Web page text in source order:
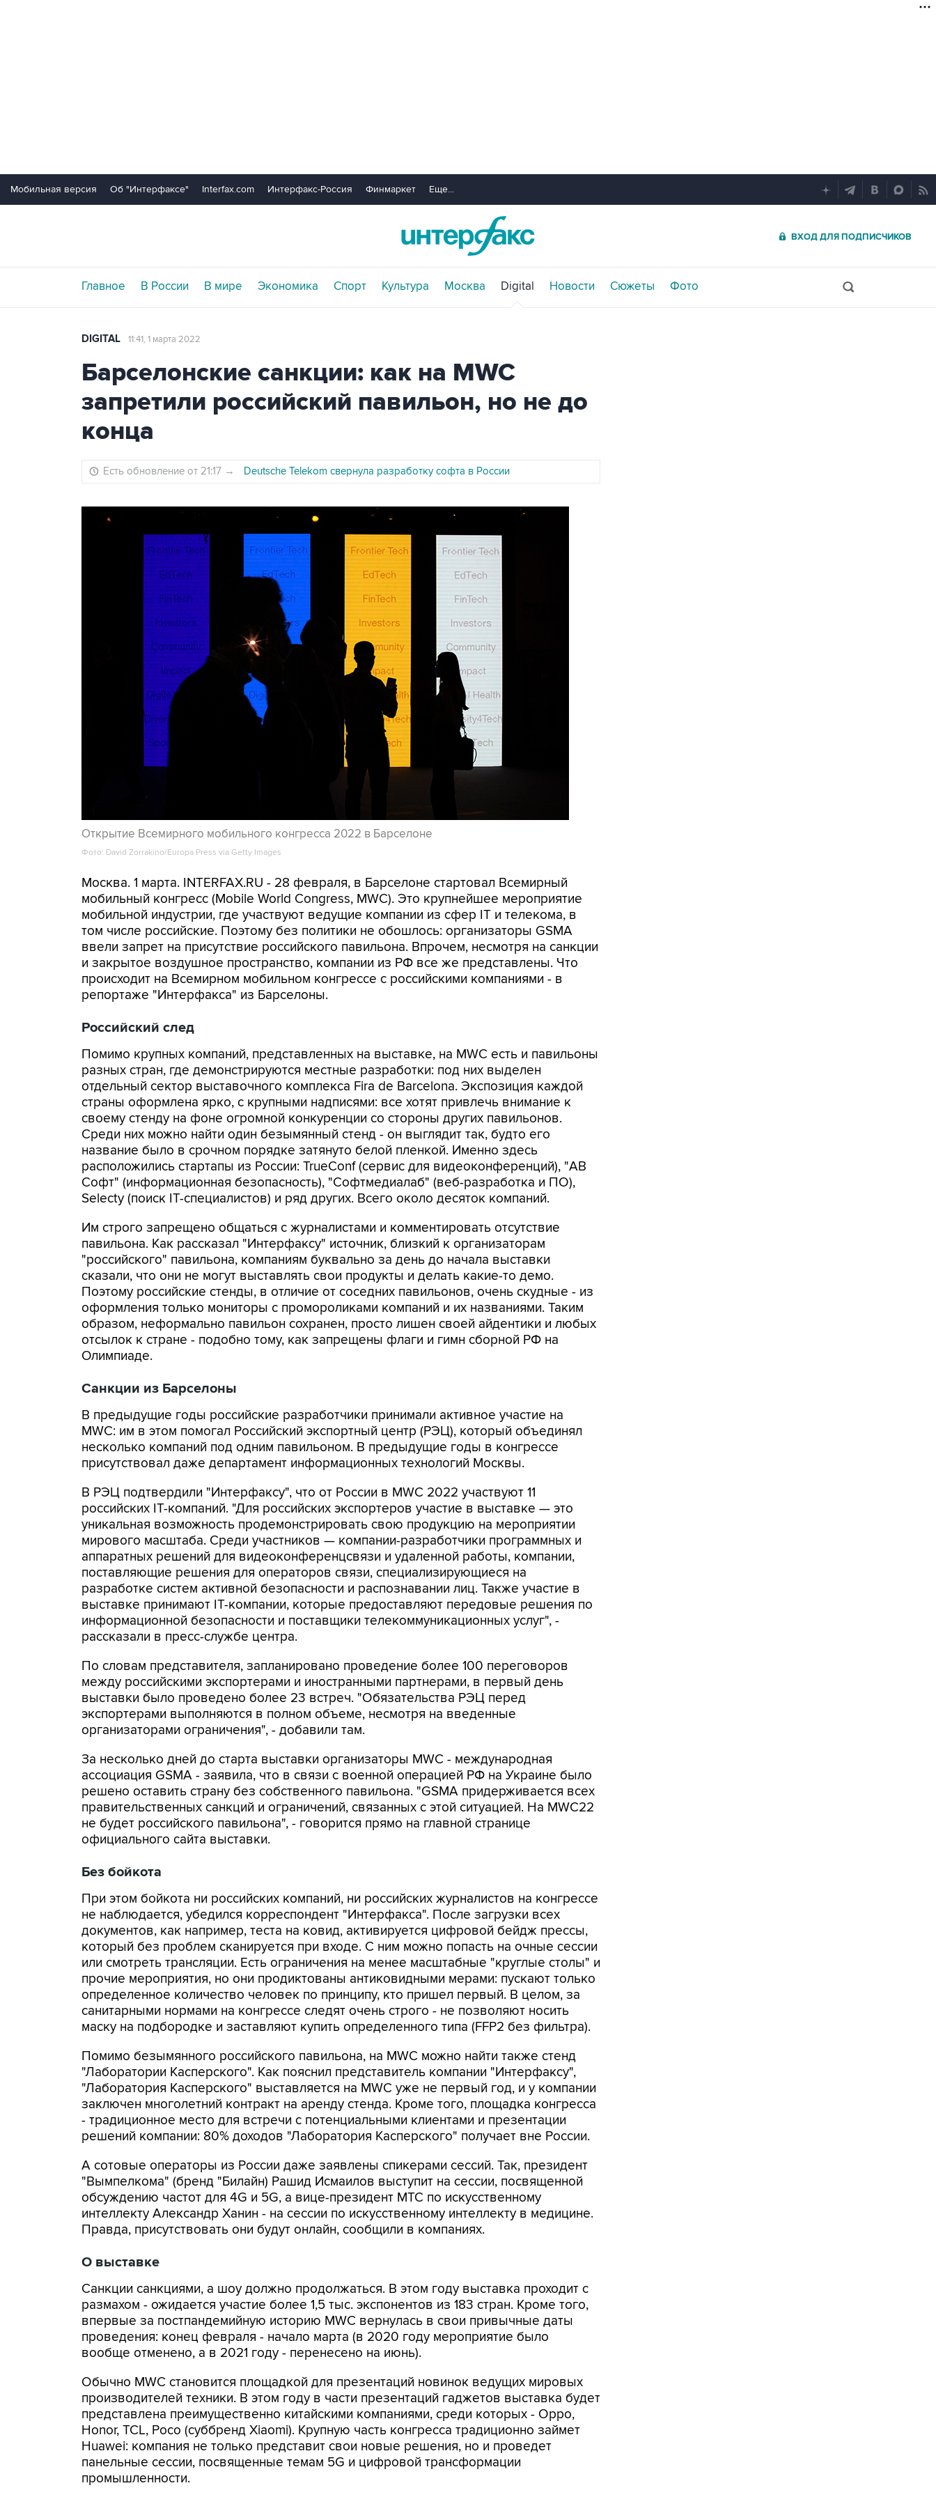
Мобильная версия Об "Интерфаксе" Interfax.com Интерфакс-Россия Финмаркет Еще...
ВХОД ДЛЯ ПОДПИСЧИКОВ
Главное В России В мире Экономика Спорт Культура Москва Digital Новости Сюжеты Фото
DIGITAL 11:41, 1 марта 2022
Барселонские санкции: как на MWC
запретили российский павильон, но не до
конца
Есть обновление от 21:17 → Deutsche Telekom свернула разработку софта в России
Открытие Всемирного мобильного конгресса 2022 в Барселоне
Фото: David Zorrakino/Europa Press via Getty Images
Москва. 1 марта. INTERFAX.RU - 28 февраля, в Барселоне стартовал Всемирный
мобильный конгресс (Mobile World Congress, MWC). Это крупнейшее мероприятие
мобильной индустрии, где участвуют ведущие компании из сфер IT и телекома, в
том числе российские. Поэтому без политики не обошлось: организаторы GSMA
ввели запрет на присутствие российского павильона. Впрочем, несмотря на санкции
и закрытое воздушное пространство, компании из РФ все же представлены. Что
происходит на Всемирном мобильном конгрессе с российскими компаниями - в
репортаже "Интерфакса" из Барселоны.
Российский след
Помимо крупных компаний, представленных на выставке, на MWC есть и павильоны
разных стран, где демонстрируются местные разработки: под них выделен
отдельный сектор выставочного комплекса Fira de Barcelona. Экспозиция каждой
страны оформлена ярко, с крупными надписями: все хотят привлечь внимание к
своему стенду на фоне огромной конкуренции со стороны других павильонов.
Среди них можно найти один безымянный стенд - он выглядит так, будто его
название было в срочном порядке затянуто белой пленкой. Именно здесь
расположились стартапы из России: TrueConf (сервис для видеоконференций), "АВ
Софт" (информационная безопасность), "Софтмедиалаб" (веб-разработка и ПО),
Selecty (поиск IT-специалистов) и ряд других. Всего около десяток компаний.
Им строго запрещено общаться с журналистами и комментировать отсутствие
павильона. Как рассказал "Интерфаксу" источник, близкий к организаторам
"российского" павильона, компаниям буквально за день до начала выставки
сказали, что они не могут выставлять свои продукты и делать какие-то демо.
Поэтому российские стенды, в отличие от соседних павильонов, очень скудные - из
оформления только мониторы с промороликами компаний и их названиями. Таким
образом, неформально павильон сохранен, просто лишен своей айдентики и любых
отсылок к стране - подобно тому, как запрещены флаги и гимн сборной РФ на
Олимпиаде.
Санкции из Барселоны
В предыдущие годы российские разработчики принимали активное участие на
MWC: им в этом помогал Российский экспортный центр (РЭЦ), который объединял
несколько компаний под одним павильоном. В предыдущие годы в конгрессе
присутствовал даже департамент информационных технологий Москвы.
В РЭЦ подтвердили "Интерфаксу", что от России в MWC 2022 участвуют 11
российских IT-компаний. "Для российских экспортеров участие в выставке — это
уникальная возможность продемонстрировать свою продукцию на мероприятии
мирового масштаба. Среди участников — компании-разработчики программных и
аппаратных решений для видеоконференцсвязи и удаленной работы, компании,
поставляющие решения для операторов связи, специализирующиеся на
разработке систем активной безопасности и распознавании лиц. Также участие в
выставке принимают IT-компании, которые предоставляют передовые решения по
информационной безопасности и поставщики телекоммуникационных услуг", -
рассказали в пресс-службе центра.
По словам представителя, запланировано проведение более 100 переговоров
между российскими экспортерами и иностранными партнерами, в первый день
выставки было проведено более 23 встреч. "Обязательства РЭЦ перед
экспортерами выполняются в полном объеме, несмотря на введенные
организаторами ограничения", - добавили там.
За несколько дней до старта выставки организаторы MWC - международная
ассоциация GSMA - заявила, что в связи с военной операцией РФ на Украине было
решено оставить страну без собственного павильона. "GSMA придерживается всех
правительственных санкций и ограничений, связанных с этой ситуацией. На MWC22
не будет российского павильона", - говорится прямо на главной странице
официального сайта выставки.
Без бойкота
При этом бойкота ни российских компаний, ни российских журналистов на конгрессе
не наблюдается, убедился корреспондент "Интерфакса". После загрузки всех
документов, как например, теста на ковид, активируется цифровой бейдж прессы,
который без проблем сканируется при входе. С ним можно попасть на очные сессии
или смотреть трансляции. Есть ограничения на менее масштабные "круглые столы" и
прочие мероприятия, но они продиктованы антиковидными мерами: пускают только
определенное количество человек по принципу, кто пришел первый. В целом, за
санитарными нормами на конгрессе следят очень строго - не позволяют носить
маску на подбородке и заставляют купить определенного типа (FFP2 без фильтра).
Помимо безымянного российского павильона, на MWC можно найти также стенд
"Лаборатории Касперского". Как пояснил представитель компании "Интерфаксу",
"Лаборатория Касперского" выставляется на MWC уже не первый год, и у компании
заключен многолетний контракт на аренду стенда. Кроме того, площадка конгресса
- традиционное место для встречи с потенциальными клиентами и презентации
решений компании: 80% доходов "Лаборатория Касперского" получает вне России.
А сотовые операторы из России даже заявлены спикерами сессий. Так, президент
"Вымпелкома" (бренд "Билайн) Рашид Исмаилов выступит на сессии, посвященной
обсуждению частот для 4G и 5G, а вице-президент МТС по искусственному
интеллекту Александр Ханин - на сессии по искусственному интеллекту в медицине.
Правда, присутствовать они будут онлайн, сообщили в компаниях.
О выставке
Санкции санкциями, а шоу должно продолжаться. В этом году выставка проходит с
размахом - ожидается участие более 1,5 тыс. экспонентов из 183 стран. Кроме того,
впервые за постпандемийную историю MWC вернулась в свои привычные даты
проведения: конец февраля - начало марта (в 2020 году мероприятие было
вообще отменено, а в 2021 году - перенесено на июнь).
Обычно MWC становится площадкой для презентаций новинок ведущих мировых
производителей техники. В этом году в части презентаций гаджетов выставка будет
представлена преимущественно китайскими компаниями, среди которых - Oppo,
Honor, TCL, Poco (суббренд Xiaomi). Крупную часть конгресса традиционно займет
Huawei: компания не только представит свои новые решения, но и проведет
панельные сессии, посвященные темам 5G и цифровой трансформации
промышленности.